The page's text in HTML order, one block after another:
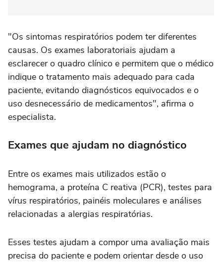
"Os sintomas respiratórios podem ter diferentes
causas. Os exames laboratoriais ajudam a
esclarecer o quadro clínico e permitem que o médico
indique o tratamento mais adequado para cada
paciente, evitando diagnósticos equivocados e o
uso desnecessário de medicamentos", afirma o
especialista.
Exames que ajudam no diagnóstico
Entre os exames mais utilizados estão o
hemograma, a proteína C reativa (PCR), testes para
vírus respiratórios, painéis moleculares e análises
relacionadas a alergias respiratórias.
Esses testes ajudam a compor uma avaliação mais
precisa do paciente e podem orientar desde o uso